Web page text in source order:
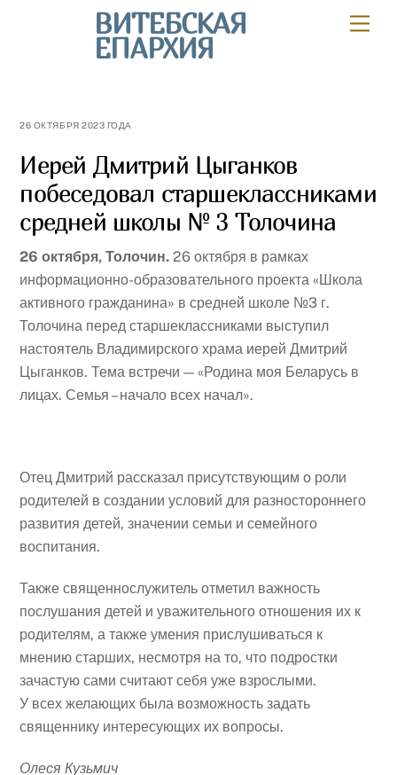
ВИТЕБСКАЯ
ЕПАРХИЯ
26 ОКТЯБРЯ 2023 ГОДА
Иерей Дмитрий Цыганков
побеседовал старшеклассниками
средней школы № 3 Толочина
26 октября, Толочин. 26 октября в рамках
информационно-образовательного проекта «Школа
активного гражданина» в средней школе №3 г.
Толочина перед старшеклассниками выступил
настоятель Владимирского храма иерей Дмитрий
Цыганков. Тема встречи — «Родина моя Беларусь в
лицах. Семья – начало всех начал».
Отец Дмитрий рассказал присутствующим о роли
родителей в создании условий для разностороннего
развития детей, значении семьи и семейного
воспитания.
Также священнослужитель отметил важность
послушания детей и уважительного отношения их к
родителям, а также умения прислушиваться к
мнению старших, несмотря на то, что подростки
зачастую сами считают себя уже взрослыми.
У всех желающих была возможность задать
священнику интересующих их вопросы.
Олеся Кузьмич